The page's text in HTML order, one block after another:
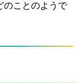
のことのようで